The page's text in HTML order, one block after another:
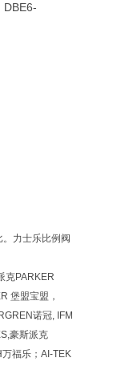
力士乐比例阀
克PARKER
堡盟宝盟，
诺冠, IFM
豪斯派克
福乐；AI-TEK